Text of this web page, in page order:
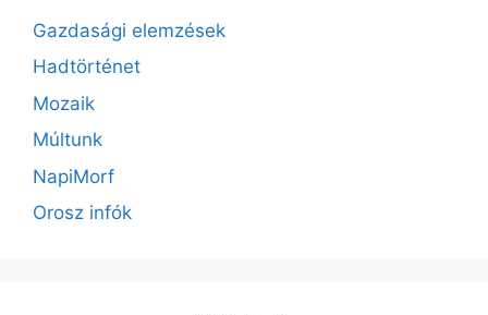
Gazdasági elemzések
Hadtörténet
Mozaik
Múltunk
NapiMorf
Orosz infók